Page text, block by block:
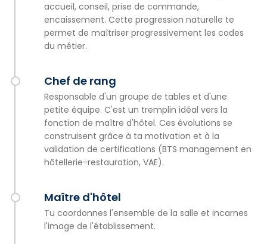
accueil, conseil, prise de commande,
encaissement. Cette progression naturelle te
permet de maîtriser progressivement les codes
du métier.
Chef de rang
Responsable d'un groupe de tables et d'une
petite équipe. C'est un tremplin idéal vers la
fonction de maître d'hôtel. Ces évolutions se
construisent grâce à ta motivation et à la
validation de certifications (BTS management en
hôtellerie-restauration, VAE).
Maître d'hôtel
Tu coordonnes l'ensemble de la salle et incarnes
l'image de l'établissement.